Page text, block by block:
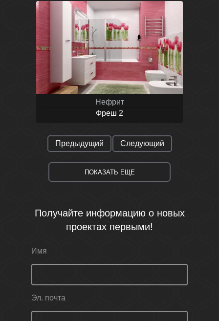
Нефрит
Фреш 2
Предыдущий Следующий
ПОКАЗАТЬ ЕЩЕ
Получайте информацию о новых
проектах первыми!
Имя
Эл. почта